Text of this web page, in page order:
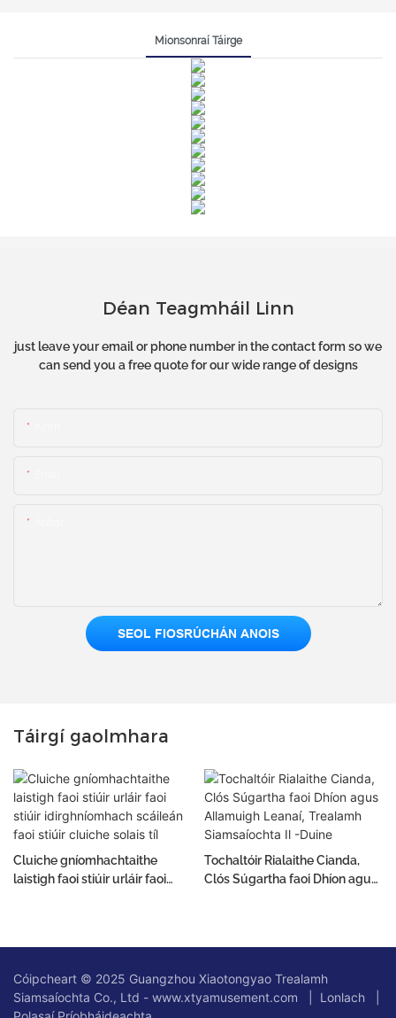
Mionsonraí Táirge
Déan Teagmháil Linn
just leave your email or phone number in the contact form so we
can send you a free quote for our wide range of designs
SEOL FIOSRÚCHÁN ANOIS
Táirgí gaolmhara
Cluiche gníomhachtaithe
laistigh faoi stiúir urláir faoi
Tochaltóir Rialaithe Cianda,
Clós Súgartha faoi Dhíon agus
Cóipcheart © 2025 Guangzhou Xiaotongyao Trealamh
Siamsaíochta Co., Ltd - www.xtyamusement.com |
Lonlach